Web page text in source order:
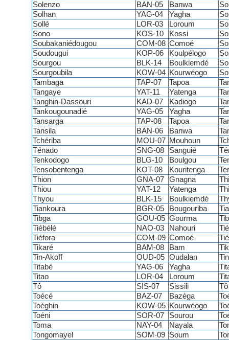
Solenzo
BAN-05 Banwa
Solhan
YAG-04 Yagha
Sollé
LOR-03 Loroum
Sono
KOS-10 Kossi
Soubakaniédougou
COM-08 Comoé
Soudougui
KOP-06 Koulpélogo
Sourgou
BLK-14 Boulkiemdé
Sourgoubila
KOW-04 Kourwéogo
Tambaga
TAP-07 Tapoa
Tangaye
YAT-11 Yatenga
Tanghin-Dassouri
KAD-07 Kadiogo
Tankougounadié
YAG-05 Yagha
Tansarga
TAP-08 Tapoa
Tansila
BAN-06 Banwa
Tchériba
MOU-07 Mouhoun
Ténado
SNG-08 Sanguié
Tenkodogo
BLG-10 Boulgou
Tensobentenga
KOT-08 Kouritenga
Thion
GNA-07 Gnagna
Thiou
YAT-12 Yatenga
Thyou
BLK-15 Boulkiemdé
Tiankoura
BGR-05 Bougouriba
Tibga
GOU-05 Gourma
Tiébélé
NAO-03 Nahouri
Tiéfora
COM-09 Comoé
Tikaré
BAM-08 Bam
Tin-Akoff
OUD-05 Oudalan
Titabé
YAG-06 Yagha
Titao
LOR-04 Loroum
Tô
SIS-07 Sissili
Tô
Toécé
BAZ-07 Bazèga
Toéghin
KOW-05 Kourwéogo
Toéni
SOR-07 Sourou
Toma
NAY-04 Nayala
Tongomayel
SOM-09 Soum